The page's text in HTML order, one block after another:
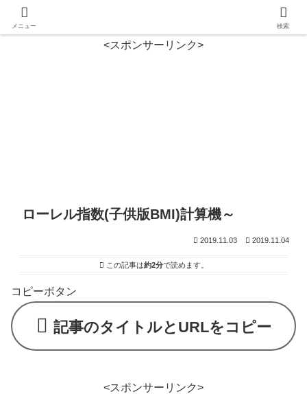
<スポンサーリンク>
ローレル指数(子供版BMI)計算機～
2019.11.03 2019.11.04
この記事は約2分で読めます。
コピーボタン
記事のタイトルとURLをコピー
<スポンサーリンク>
メニュー 検索